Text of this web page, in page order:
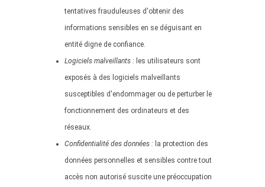
tentatives frauduleuses d'obtenir des
informations sensibles en se déguisant en
entité digne de confiance.
Logiciels malveillants : les utilisateurs sont
exposés à des logiciels malveillants
susceptibles d'endommager ou de perturber le
fonctionnement des ordinateurs et des
réseaux.
Confidentialité des données : la protection des
données personnelles et sensibles contre tout
accès non autorisé suscite une préoccupation